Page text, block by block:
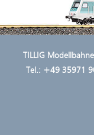
TILLIG
Tel.: +49 35971